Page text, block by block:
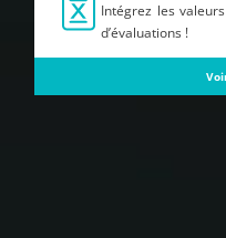
Intégrez les
d’évaluations !